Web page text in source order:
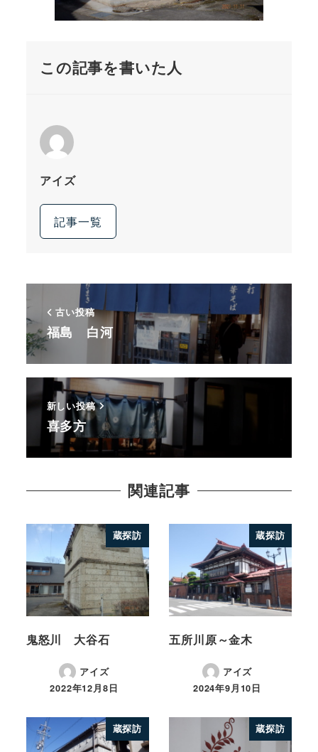
この記事を書いた人
アイズ
記事一覧
古い投稿
福島 白河
新しい投稿
喜多方
関連記事
蔵探訪
鬼怒川 大谷石
アイズ
2022年12月8日
蔵探訪
五所川原～金木
アイズ
2024年9月10日
蔵探訪 蔵探訪